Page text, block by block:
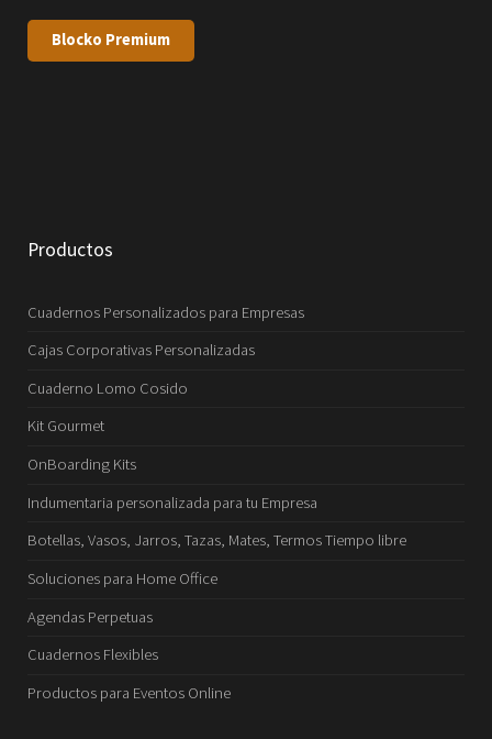
Blocko Premium
Productos
Cuadernos Personalizados para Empresas
Cajas Corporativas Personalizadas
Cuaderno Lomo Cosido
Kit Gourmet
OnBoarding Kits
Indumentaria personalizada para tu Empresa
Botellas, Vasos, Jarros, Tazas, Mates, Termos Tiempo libre
Soluciones para Home Office
Agendas Perpetuas
Cuadernos Flexibles
Productos para Eventos Online